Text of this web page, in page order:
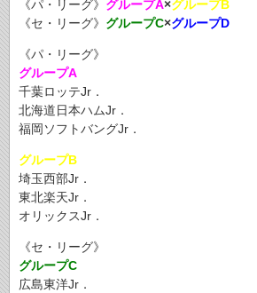
《パ・リーグ》 グループA×グループB
《セ・リーグ》 グループC×グループD
《パ・リーグ》
グループA
千葉ロッテJr．
北海道日本ハムJr．
福岡ソフトバングJr．
グループB
埼玉西部Jr．
東北楽天Jr．
オリックスJr．
《セ・リーグ》
グループC
広島東洋Jr．